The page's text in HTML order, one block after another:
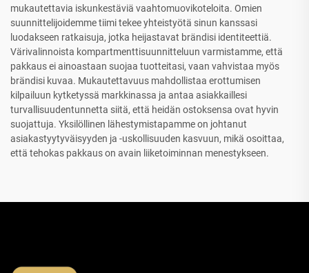
mukautettavia iskunkestäviä vaahtomuovikoteloita. Omien
suunnittelijoidemme tiimi tekee yhteistyötä sinun kanssasi
luodakseen ratkaisuja, jotka heijastavat brändisi identiteettiä.
Värivalinnoista kompartmenttisuunnitteluun varmistamme, että
pakkaus ei ainoastaan suojaa tuotteitasi, vaan vahvistaa myös
brändisi kuvaa. Mukautettavuus mahdollistaa erottumisen
kilpailuun kytketyssä markkinassa ja antaa asiakkaillesi
turvallisuudentunnetta siitä, että heidän ostoksensa ovat hyvin
suojattuja. Yksilöllinen lähestymistapamme on johtanut
asiakastyytyväisyyden ja -uskollisuuden kasvuun, mikä osoittaa,
että tehokas pakkaus on avain liiketoiminnan menestykseen.